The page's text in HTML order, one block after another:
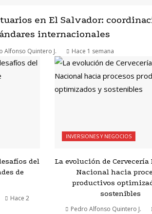
en El Salvador:
internacionales
Alfonso Quintero J. Hace 1 semana
del
de
Hace 2
INVERSIONES Y NEGOCIOS
La evolución de
Nacional hacia
productivos
sostenibles
Pedro Alfonso Quintero J.